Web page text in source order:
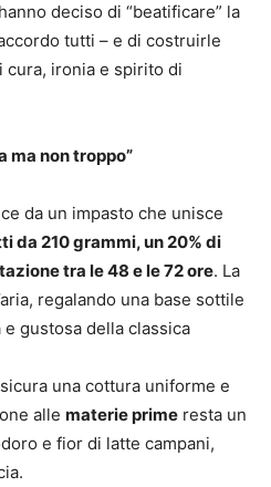
deciso di “beatificare” la
tutti – e di costruirle
ironia e spirito di
ma non troppo”
da un impasto che unisce
da 210 grammi, un 20% di
tra le 48 e le 72 ore. La
regalando una base sottile
gustosa della classica
una cottura uniforme e
alle materie prime resta un
e fior di latte campani,